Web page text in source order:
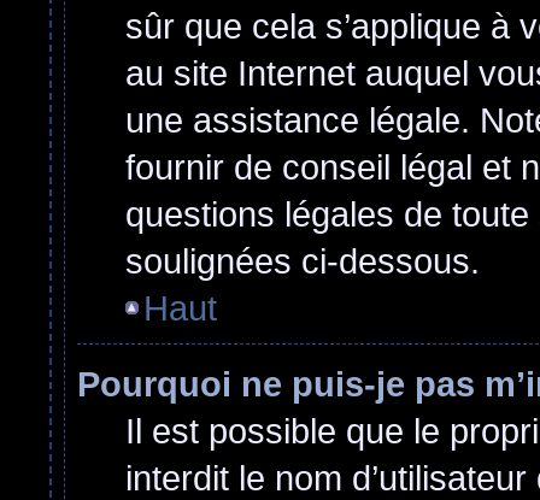
sûr que cela s’applique à
au site Internet auquel
une assistance légale.
fournir de conseil légal et
questions légales de
soulignées ci-dessous.
Haut
Pourquoi ne puis-je pas
Il est possible que le
interdit le nom